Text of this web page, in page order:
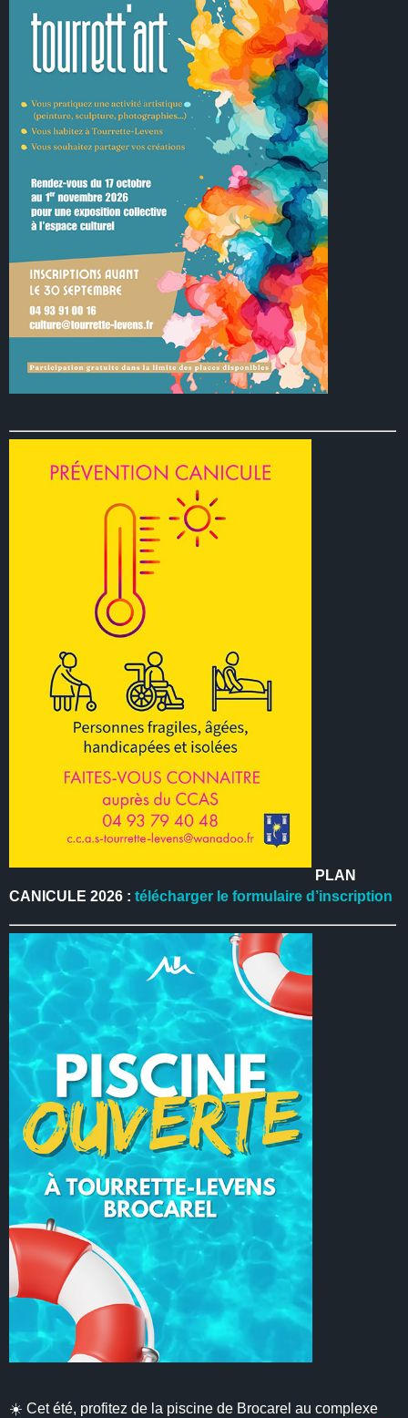
PLAN
CANICULE 2026 :télécharger le formulaire d’inscription
☀️ Cet été, profitez de la piscine de Brocarel au complexe